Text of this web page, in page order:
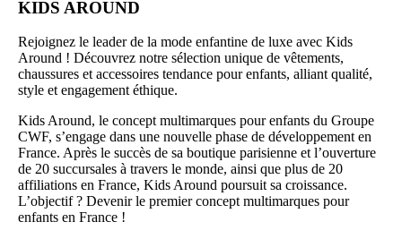
KIDS AROUND
Rejoignez le leader de la mode enfantine de luxe avec Kids
Around ! Découvrez notre sélection unique de vêtements,
chaussures et accessoires tendance pour enfants, alliant qualité,
style et engagement éthique.
Kids Around, le concept multimarques pour enfants du Groupe
CWF, s’engage dans une nouvelle phase de développement en
France. Après le succès de sa boutique parisienne et l’ouverture
de 20 succursales à travers le monde, ainsi que plus de 20
affiliations en France, Kids Around poursuit sa croissance.
L’objectif ? Devenir le premier concept multimarques pour
enfants en France !